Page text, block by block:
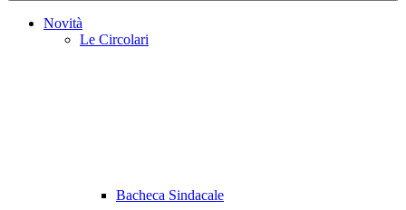
Novità
Le Circolari
Bacheca Sindacale